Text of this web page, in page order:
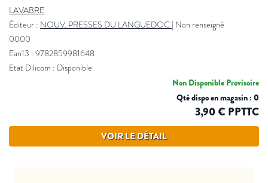
LAVABRE
Éditeur : NOUV. PRESSES DU LANGUEDOC | Non renseigné
0000
Ean13 : 9782859981648
Etat Dilicom : Disponible
Non Disponible Provisoire
Qté dispo en magasin : 0
3,90 € PPTTC
VOIR LE DÉTAIL